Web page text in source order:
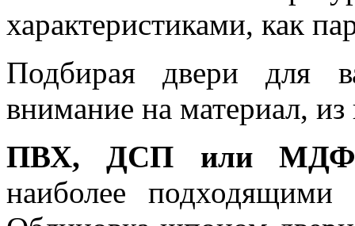
характеристиками, как
Подбирая двери для
внимание на материал, из
ПВХ, ДСП или
наиболее